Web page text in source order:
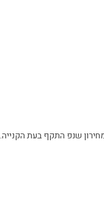
שנפ התקף בעת הקנייה.